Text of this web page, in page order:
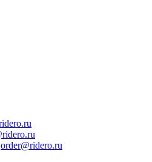
order@ridero.ru